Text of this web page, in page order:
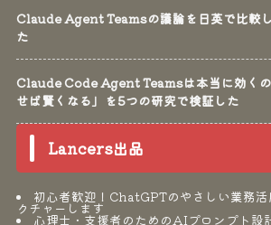
Claude Agent Teamsの議論を日英で比較
た
Claude Code Agent Teamsは本当に効く
せば賢くなる」を5つの研究で検証した
Lancers出品
初心者歓迎！ChatGPTのやさしい業務
クチャーします
心理士・支援者のためのAIプロンプト設